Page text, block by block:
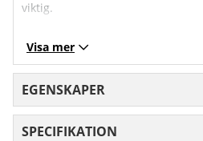
viktig.
för en normal muskel- och
Magnesium bidrar till
och till god muskelfunktion.
att minska trötthet och
Visa mer
EGENSKAPER
SPECIFIKATION